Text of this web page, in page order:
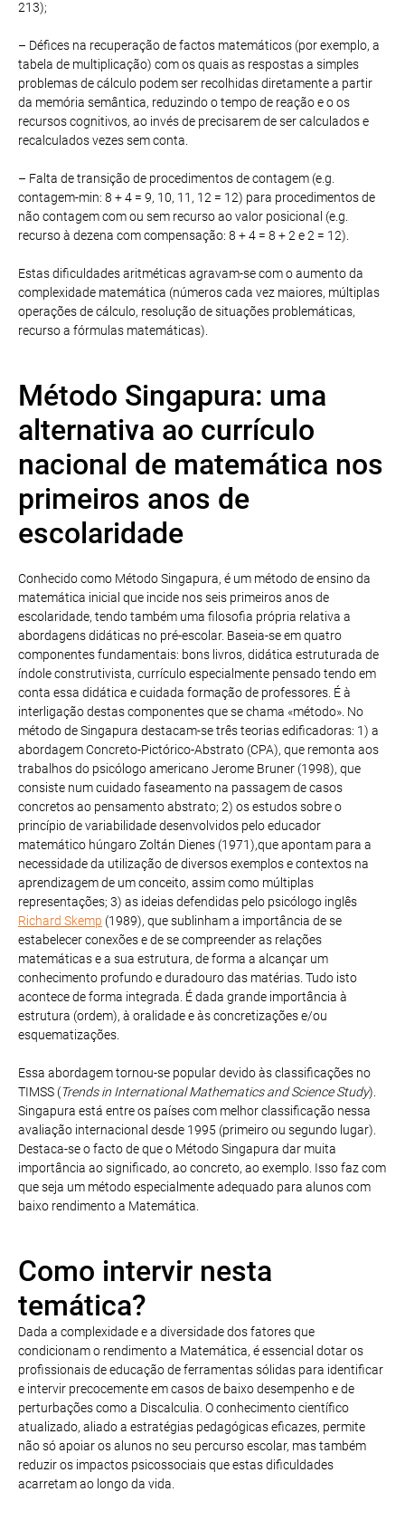
213);
– Défices na recuperação de factos matemáticos (por exemplo, a
tabela de multiplicação) com os quais as respostas a simples
problemas de cálculo podem ser recolhidas diretamente a partir
da memória semântica, reduzindo o tempo de reação e o os
recursos cognitivos, ao invés de precisarem de ser calculados e
recalculados vezes sem conta.
– Falta de transição de procedimentos de contagem (e.g.
contagem-min: 8 + 4 = 9, 10, 11, 12 = 12) para procedimentos de
não contagem com ou sem recurso ao valor posicional (e.g.
recurso à dezena com compensação: 8 + 4 = 8 + 2 e 2 = 12).
Estas dificuldades aritméticas agravam-se com o aumento da
complexidade matemática (números cada vez maiores, múltiplas
operações de cálculo, resolução de situações problemáticas,
recurso a fórmulas matemáticas).
Método Singapura: uma
alternativa ao currículo
nacional de matemática nos
primeiros anos de
escolaridade
Conhecido como Método Singapura, é um método de ensino da
matemática inicial que incide nos seis primeiros anos de
escolaridade, tendo também uma filosofia própria relativa a
abordagens didáticas no pré-escolar. Baseia-se em quatro
componentes fundamentais: bons livros, didática estruturada de
índole construtivista, currículo especialmente pensado tendo em
conta essa didática e cuidada formação de professores. É à
interligação destas componentes que se chama «método». No
método de Singapura destacam-se três teorias edificadoras: 1) a
abordagem Concreto-Pictórico-Abstrato (CPA), que remonta aos
trabalhos do psicólogo americano Jerome Bruner (1998), que
consiste num cuidado faseamento na passagem de casos
concretos ao pensamento abstrato; 2) os estudos sobre o
princípio de variabilidade desenvolvidos pelo educador
matemático húngaro Zoltán Dienes (1971),que apontam para a
necessidade da utilização de diversos exemplos e contextos na
aprendizagem de um conceito, assim como múltiplas
representações; 3) as ideias defendidas pelo psicólogo inglês
Richard Skemp (1989), que sublinham a importância de se
estabelecer conexões e de se compreender as relações
matemáticas e a sua estrutura, de forma a alcançar um
conhecimento profundo e duradouro das matérias. Tudo isto
acontece de forma integrada. É dada grande importância à
estrutura (ordem), à oralidade e às concretizações e/ou
esquematizações.
Essa abordagem tornou-se popular devido às classificações no
TIMSS (Trends in International Mathematics and Science Study).
Singapura está entre os países com melhor classificação nessa
avaliação internacional desde 1995 (primeiro ou segundo lugar).
Destaca-se o facto de que o Método Singapura dar muita
importância ao significado, ao concreto, ao exemplo. Isso faz com
que seja um método especialmente adequado para alunos com
baixo rendimento a Matemática.
Como intervir nesta
temática?
Dada a complexidade e a diversidade dos fatores que
condicionam o rendimento a Matemática, é essencial dotar os
profissionais de educação de ferramentas sólidas para identificar
e intervir precocemente em casos de baixo desempenho e de
perturbações como a Discalculia. O conhecimento científico
atualizado, aliado a estratégias pedagógicas eficazes, permite
não só apoiar os alunos no seu percurso escolar, mas também
reduzir os impactos psicossociais que estas dificuldades
acarretam ao longo da vida.